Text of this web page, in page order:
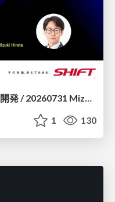
Issue設計から始める仕様駆動開発 / 20260731 Mizuki Hirata
1 130